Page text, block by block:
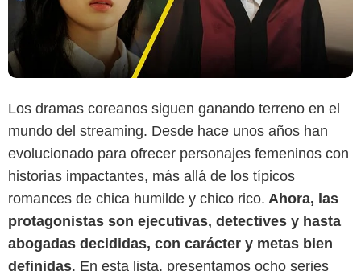
Los dramas coreanos siguen ganando terreno en el
mundo del streaming. Desde hace unos años han
evolucionado para ofrecer personajes femeninos con
historias impactantes, más allá de los típicos
romances de chica humilde y chico rico. Ahora, las
protagonistas son ejecutivas, detectives y hasta
abogadas decididas, con carácter y metas bien
definidas. En esta lista, presentamos ocho series